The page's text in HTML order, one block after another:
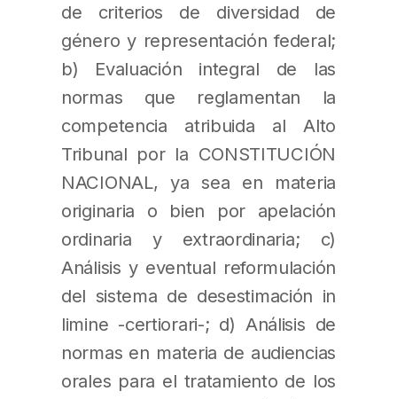
de criterios de diversidad de
género y representación federal;
b) Evaluación integral de las
normas que reglamentan la
competencia atribuida al Alto
Tribunal por la CONSTITUCIÓN
NACIONAL, ya sea en materia
originaria o bien por apelación
ordinaria y extraordinaria; c)
Análisis y eventual reformulación
del sistema de desestimación in
limine -certiorari-; d) Análisis de
normas en materia de audiencias
orales para el tratamiento de los